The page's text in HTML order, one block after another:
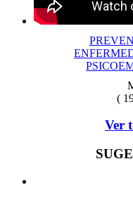
(
Ver